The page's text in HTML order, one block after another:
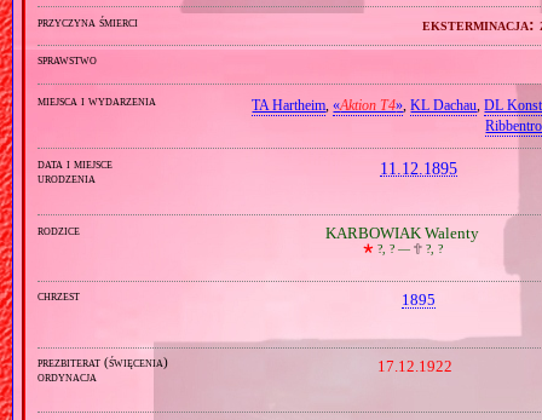
przyczyna śmierci eksterminacja:
sprawstwo
miejsca i wydarzenia TA Hartheim,«Aktion T4»,KL Dachau,DL
data i miejsce
urodzenia
11.12.1895
rodzice KARBOWIAK Walenty
🞲?, ? — 🕆?, ?
chrzest 1895
prezbiterat (święcenia)
ordynacja
17.12.1922